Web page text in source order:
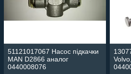
51121017067 Насос підкачки
MAN D2866 аналог
0440008076